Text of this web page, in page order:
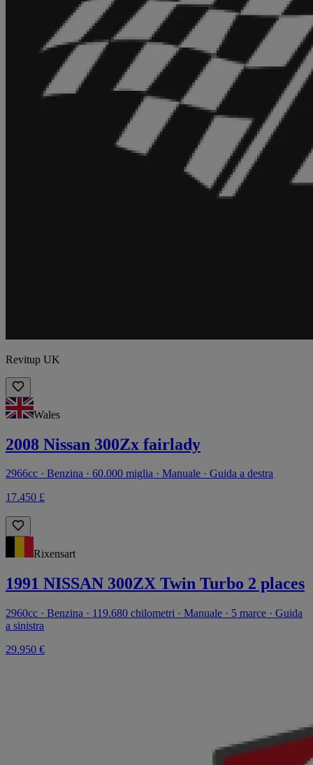
Revitup UK
Wales
2008 Nissan 300Zx fairlady
2966cc · Benzina · 60.000 miglia · Manuale · Guida a destra
17.450 £
Rixensart
1991 NISSAN 300ZX Twin Turbo 2 places
2960cc · Benzina · 119.680 chilometri · Manuale · 5 marce · Guida
a sinistra
29.950 €